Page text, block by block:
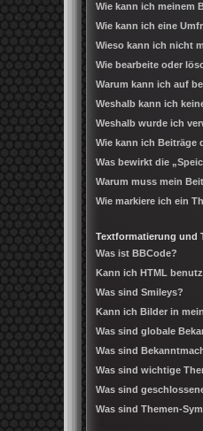
Wie kann ich meinem
Wie kann ich eine
Wieso kann ich nicht
Wie bearbeite oder
Warum kann ich auf
Weshalb kann ich
Weshalb wurde ich
Wie kann ich Beiträge
Was bewirkt die
Warum muss mein
Wie markiere ich ein
Textformatierung und
Was ist BBCode?
Kann ich HTML
Was sind Smileys?
Kann ich Bilder in
Was sind globale
Was sind
Was sind wichtige
Was sind
Was sind Themen-